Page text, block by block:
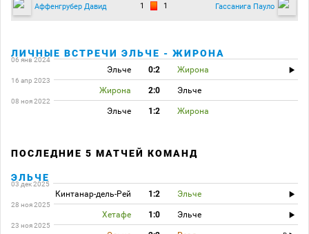
Аффенгрубер Давид 1 1 Гассанига Пауло
ЛИЧНЫЕ ВСТРЕЧИ ЭЛЬЧЕ - ЖИРОНА
06 янв 2024
Эльче 0:2 Жирона
16 апр 2023
Жирона 2:0 Эльче
08 ноя 2022
Эльче 1:2 Жирона
ПОСЛЕДНИЕ 5 МАТЧЕЙ КОМАНД
ЭЛЬЧЕ
03 дек 2025
Кинтанар-дель-Рей 1:2 Эльче
28 ноя 2025
Хетафе 1:0 Эльче
23 ноя 2025